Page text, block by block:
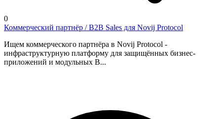
0
Коммерческий партнёр / B2B Sales для Novij Protocol
Ищем коммерческого партнёра в Novij Protocol -
инфраструктурную платформу для защищённых бизнес-
приложений и модульных B...